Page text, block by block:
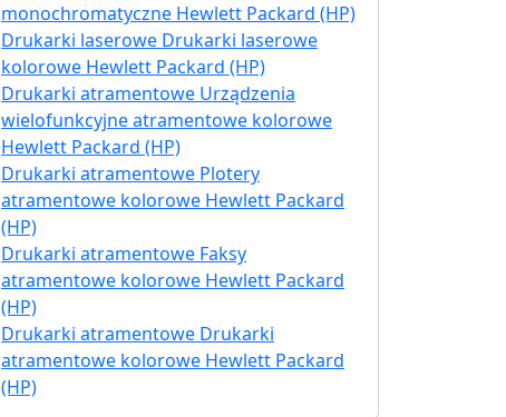
monochromatyczne Hewlett Packard (HP)
Drukarki laserowe Drukarki laserowe
kolorowe Hewlett Packard (HP)
Drukarki atramentowe Urządzenia
wielofunkcyjne atramentowe kolorowe
Hewlett Packard (HP)
Drukarki atramentowe Plotery
atramentowe kolorowe Hewlett Packard
(HP)
Drukarki atramentowe Faksy
atramentowe kolorowe Hewlett Packard
(HP)
Drukarki atramentowe Drukarki
atramentowe kolorowe Hewlett Packard
(HP)